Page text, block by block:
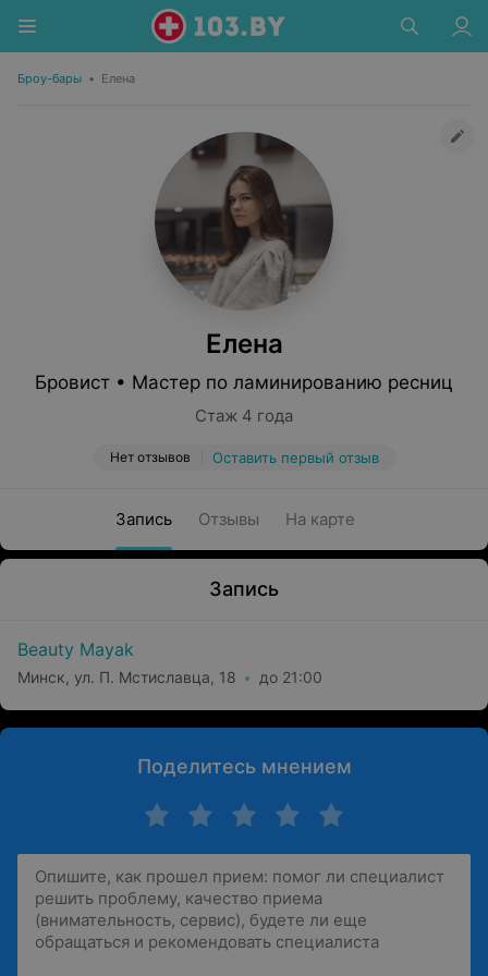
Броу-бары • Елена
Елена
Бровист • Мастер по ламинированию ресниц
Стаж 4 года
Нет отзывов Оставить первый отзыв
Запись Отзывы На карте
Запись
Beauty Mayak
Минск, ул. П. Мстиславца, 18 до 21:00
Поделитесь мнением